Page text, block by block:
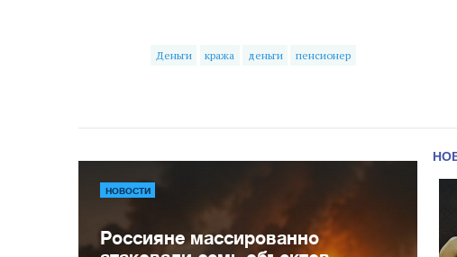
Деньги кража деньги пенсионер
НОВОСТИ
Россияне массированно